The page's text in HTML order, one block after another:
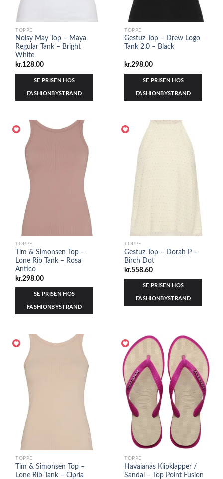
TOPPE
Noisy May Top – Maya
Regular Tank – Bright
White
kr.128.00
SE PRISEN HOS
FASHIONBYSTRAND
TOPPE
Gestuz Top – Drew Logo
Tank 2.0 – Black
kr.298.00
SE PRISEN HOS
FASHIONBYSTRAND
TOPPE
Tim & Simonsen Top –
Lone Rib Tank – Rosa
Antico
kr.298.00
SE PRISEN HOS
FASHIONBYSTRAND
TOPPE
Gestuz Top – Dorah P –
Birch Dot
kr.558.60
SE PRISEN HOS
FASHIONBYSTRAND
TOPPE
Tim & Simonsen Top –
Lone Rib Tank – Cipria
TOPPE
Havaianas Klipklapper /
Sandal – Top Point Fusion